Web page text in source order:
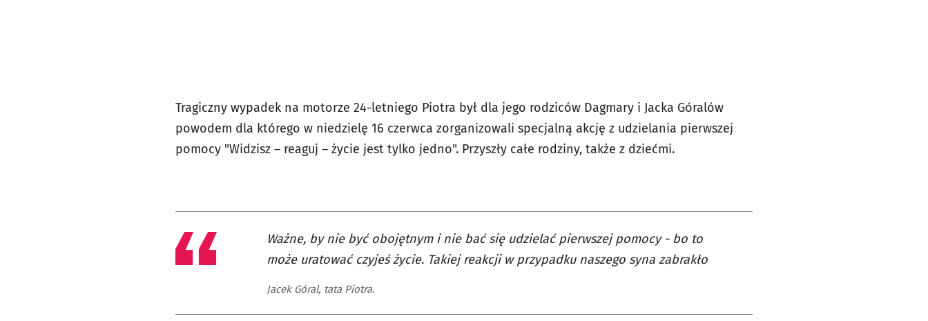
Tragiczny wypadek na motorze 24-letniego Piotra był dla jego rodziców Dagmary i Jacka Góralów
powodem dla którego w niedzielę 16 czerwca zorganizowali specjalną akcję z udzielania pierwszej
pomocy "Widzisz – reaguj – życie jest tylko jedno". Przyszły całe rodziny, także z dziećmi.
Ważne, by nie być obojętnym i nie bać się udzielać pierwszej pomocy - bo to
może uratować czyjeś życie. Takiej reakcji w przypadku naszego syna zabrakło
Jacek Góral, tata Piotra.